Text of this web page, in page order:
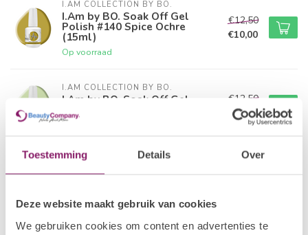
Toestemming Details Over
Deze website maakt gebruik van cookies
We gebruiken cookies om content en advertenties te
I.AM COLLECTION BY BO.
I.Am by BO. Soak Off Gel
Polish #140 Spice Ochre
(15ml)
Op voorraad
€12,50
€10,00
I.AM COLLECTION BY BO.
I.Am by BO. Soak Off Gel
Op voorraad
€12,50
€10,00
I.AM COLLECTION BY BO.
I.Am by BO. Soak Off Gel
Op voorraad